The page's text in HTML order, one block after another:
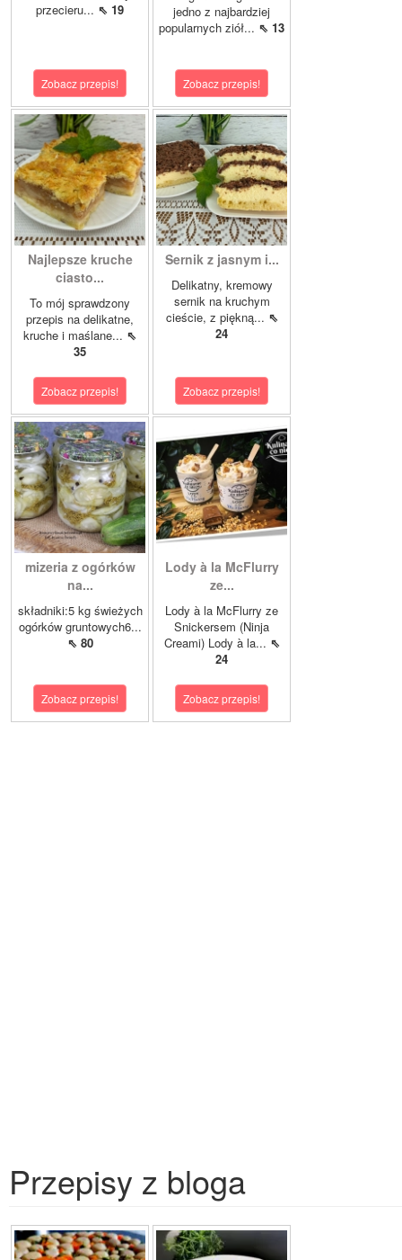
przecieru... ⇖ 19
Zobacz przepis!
jedno z najbardziej
popularnych ziół... ⇖ 13
Zobacz przepis!
Najlepsze kruche
ciasto...
To mój sprawdzony
przepis na delikatne,
kruche i maślane... ⇖
35
Zobacz przepis!
Sernik z jasnym i...
Delikatny, kremowy
sernik na kruchym
cieście, z piękną... ⇖
24
Zobacz przepis!
mizeria z ogórków
na...
składniki:5 kg świeżych
ogórków gruntowych6...
⇖ 80
Zobacz przepis!
Lody à la McFlurry
ze...
Lody à la McFlurry ze
Snickersem (Ninja
Creami) Lody à la... ⇖
24
Zobacz przepis!
Przepisy z bloga